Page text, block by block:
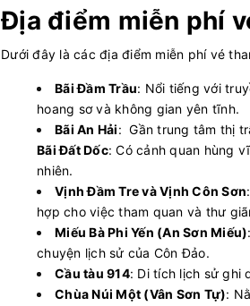
Địa điểm miễn phí
Dưới đây là các địa điểm miễn phí vé
Bãi Đầm Trầu: Nổi tiếng với
hoang sơ và không gian yên tĩnh.
Bãi An Hải: Gần trung tâm thị
Bãi Đất Dốc: Có cảnh quan hùng
nhiên.
Vịnh Đầm Tre và Vịnh Côn Sơn
hợp cho việc tham quan và thư
Miếu Bà Phi Yến (An Sơn Miếu)
chuyện lịch sử của Côn Đảo.
Cầu tàu 914: Di tích lịch sử ghi
Chùa Núi Một (Vân Sơn Tự):